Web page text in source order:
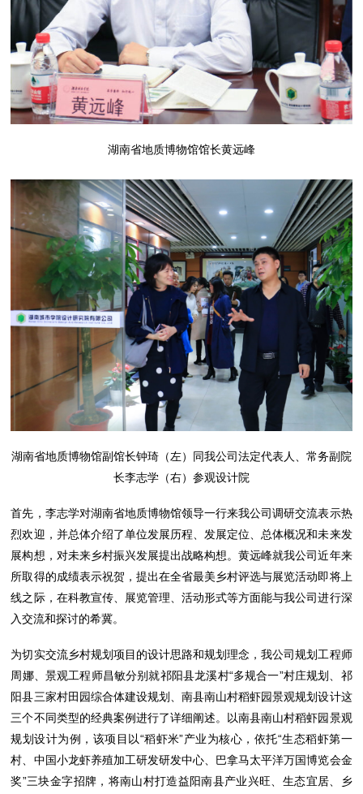
湖南省地质博物馆馆长黄远峰
湖南省地质博物馆副馆长钟琦（左）同我公司法定代表人、常务副院
长李志学（右）参观设计院
首先，李志学对湖南省地质博物馆领导一行来我公司调研交流表示热
烈欢迎，并总体介绍了单位发展历程、发展定位、总体概况和未来发
展构想，对未来乡村振兴发展提出战略构想。黄远峰就我公司近年来
所取得的成绩表示祝贺，提出在全省最美乡村评选与展览活动即将上
线之际，在科教宣传、展览管理、活动形式等方面能与我公司进行深
入交流和探讨的希冀。
为切实交流乡村规划项目的设计思路和规划理念，我公司规划工程师
周娜、景观工程师昌敏分别就祁阳县龙溪村“多规合一”村庄规划、祁
阳县三家村田园综合体建设规划、南县南山村稻虾园景观规划设计这
三个不同类型的经典案例进行了详细阐述。以南县南山村稻虾园景观
规划设计为例，该项目以“稻虾米”产业为核心，依托“生态稻虾第一
村、中国小龙虾养殖加工研发研发中心、巴拿马太平洋万国博览会金
奖”三块金字招牌，将南山村打造益阳南县产业兴旺、生态宜居、乡